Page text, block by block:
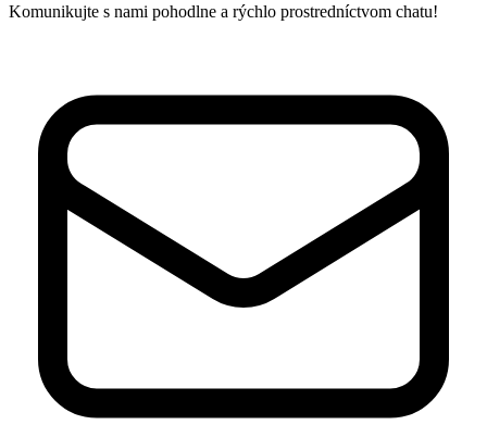
Komunikujte s nami pohodlne a rýchlo prostredníctvom chatu!